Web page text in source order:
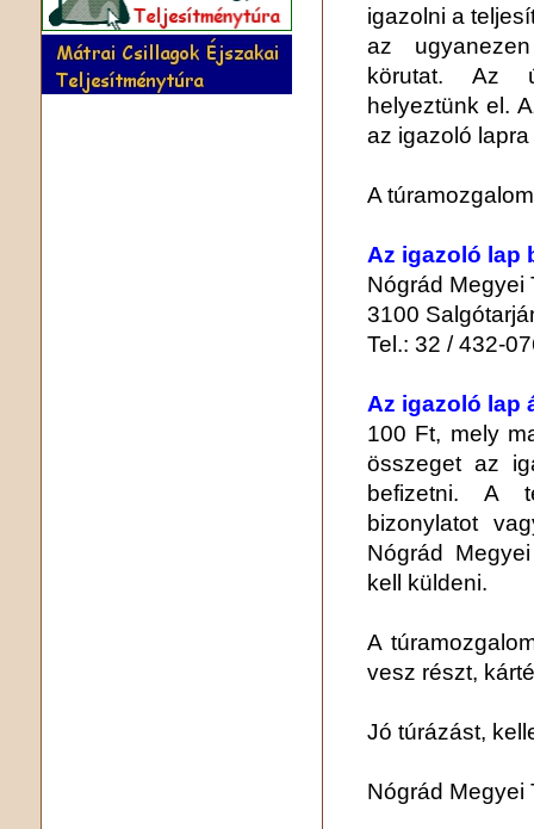
igazolni a
az
körutat. Az
helyeztünk el.
az igazoló
A
Az igazoló lap
Nógrád Megyei
3100
Tel.: 32 / 432-
Az igazoló lap
100 Ft, mely
összeget az
befizetni. A
bizonylatot
Nógrád
kell küldeni.
A
vesz részt,
Jó túrázást,
Nógrád Megyei